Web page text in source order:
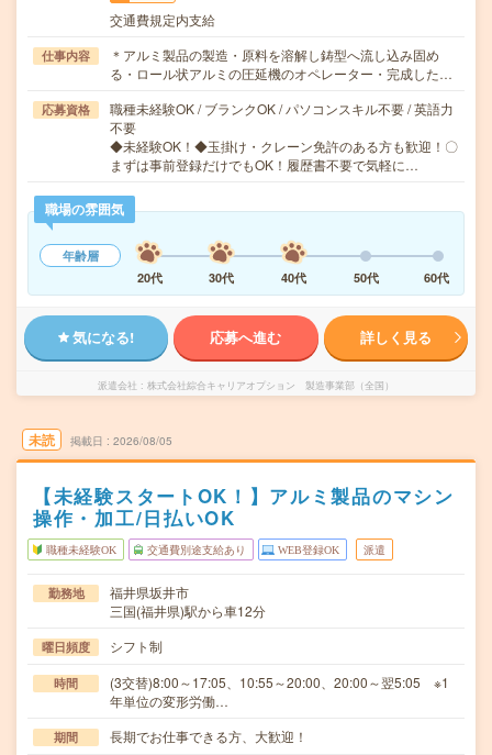
交通費規定内支給
仕事内容
＊アルミ製品の製造・原料を溶解し鋳型へ流し込み固め
る・ロール状アルミの圧延機のオペレーター・完成した…
応募資格
職種未経験OK / ブランクOK / パソコンスキル不要 / 英語力
不要
◆未経験OK！◆玉掛け・クレーン免許のある方も歓迎！〇
まずは事前登録だけでもOK！履歴書不要で気軽に…
職場の雰囲気
年齢層
20代
30代 40代 50代 60代
気になる! 応募へ進む 詳しく見る
派遣会社 株式会社綜合キャリアオプション 製造事業部（全国）
未読 掲載日 2026/08/05
【未経験スタートOK！】アルミ製品のマシン
操作・加工/日払いOK
職種未経験OK 交通費別途支給あり WEB登録OK 派遣
勤務地
福井県坂井市
三国(福井県)駅から車12分
曜日頻度 シフト制
時間
(3交替)8:00～17:05、10:55～20:00、20:00～翌5:05 ※1
年単位の変形労働…
期間 長期でお仕事できる方、大歓迎！